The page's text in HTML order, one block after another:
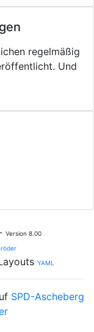
regelmäßig
Und
Version 8.00
YAML
SPD-Ascheberg